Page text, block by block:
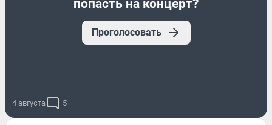
попасть на концерт?
Проголосовать
4 августа 5